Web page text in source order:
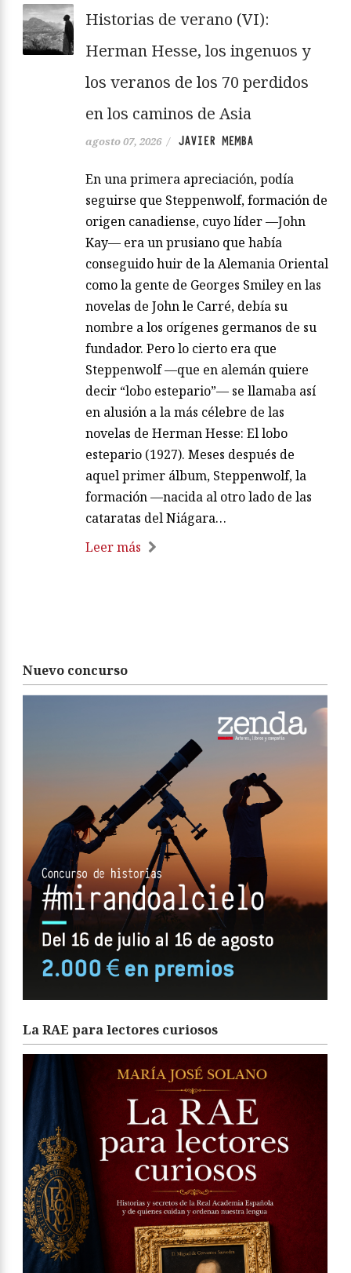
Historias de verano (VI):
Herman Hesse, los ingenuos y
los veranos de los 70 perdidos
en los caminos de Asia
agosto 07, 2026 / JAVIER MEMBA
En una primera apreciación, podía
seguirse que Steppenwolf, formación de
origen canadiense, cuyo líder —John
Kay— era un prusiano que había
conseguido huir de la Alemania Oriental
como la gente de Georges Smiley en las
novelas de John le Carré, debía su
nombre a los orígenes germanos de su
fundador. Pero lo cierto era que
Steppenwolf —que en alemán quiere
decir “lobo estepario”— se llamaba así
en alusión a la más célebre de las
novelas de Herman Hesse: El lobo
estepario (1927). Meses después de
aquel primer álbum, Steppenwolf, la
formación —nacida al otro lado de las
cataratas del Niágara…
Leer más
Nuevo concurso
La RAE para lectores curiosos